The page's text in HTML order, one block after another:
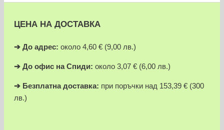
ЦЕНА НА ДОСТАВКА
➔ До адрес: около 4,60 € (9,00 лв.)
➔ До офис на Спиди: около 3,07 € (6,00 лв.)
➔ Безплатна доставка: при поръчки над 153,39 € (300
лв.)